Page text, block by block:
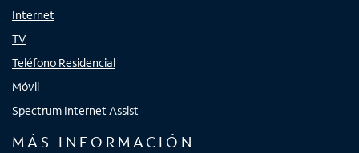
Internet
TV
Teléfono Residencial
Móvil
Spectrum Internet Assist
MÁS INFORMACIÓN